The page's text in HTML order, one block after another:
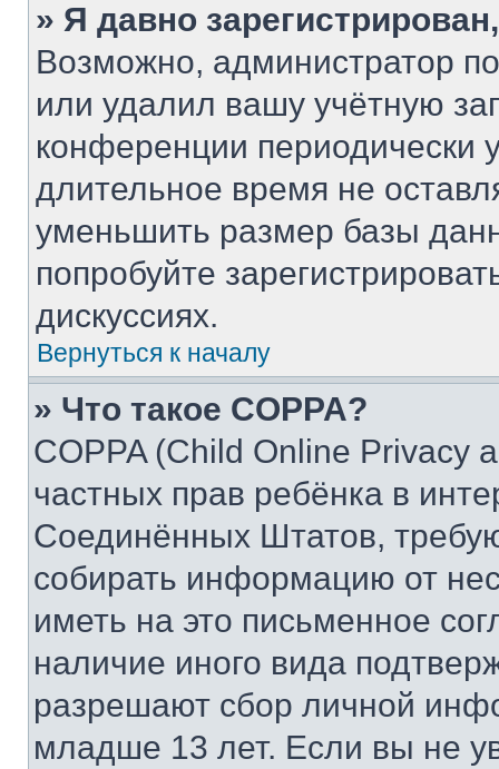
» Я давно
Возможно, администратор
или удалил вашу учётную
конференции периодически
длительное время не
уменьшить размер базы
попробуйте
дискуссиях.
Вернуться к началу
» Что такое COPPA?
COPPA (Child Online Privacy
частных прав ребёнка в
Соединённых Штатов,
собирать информацию от
иметь на это письменное
наличие иного вида
разрешают сбор личной
младше 13 лет. Если вы не